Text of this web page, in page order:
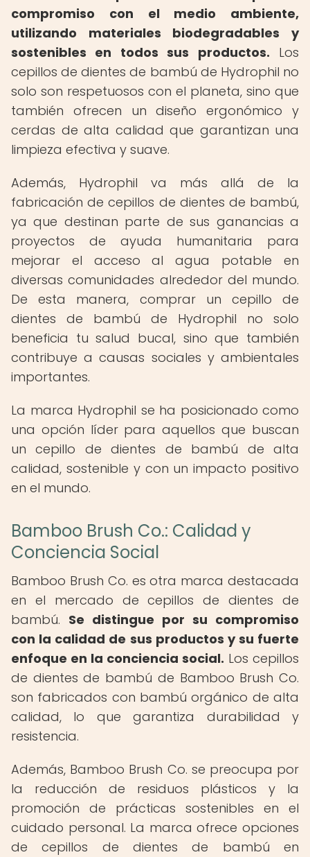
compromiso con el medio ambiente,
utilizando materiales biodegradables y
sostenibles en todos sus productos. Los
cepillos de dientes de bambú de Hydrophil no
solo son respetuosos con el planeta, sino que
también ofrecen un diseño ergonómico y
cerdas de alta calidad que garantizan una
limpieza efectiva y suave.
Además, Hydrophil va más allá de la
fabricación de cepillos de dientes de bambú,
ya que destinan parte de sus ganancias a
proyectos de ayuda humanitaria para
mejorar el acceso al agua potable en
diversas comunidades alrededor del mundo.
De esta manera, comprar un cepillo de
dientes de bambú de Hydrophil no solo
beneficia tu salud bucal, sino que también
contribuye a causas sociales y ambientales
importantes.
La marca Hydrophil se ha posicionado como
una opción líder para aquellos que buscan
un cepillo de dientes de bambú de alta
calidad, sostenible y con un impacto positivo
en el mundo.
Bamboo Brush Co.: Calidad y
Conciencia Social
Bamboo Brush Co. es otra marca destacada
en el mercado de cepillos de dientes de
bambú. Se distingue por su compromiso
con la calidad de sus productos y su fuerte
enfoque en la conciencia social. Los cepillos
de dientes de bambú de Bamboo Brush Co.
son fabricados con bambú orgánico de alta
calidad, lo que garantiza durabilidad y
resistencia.
Además, Bamboo Brush Co. se preocupa por
la reducción de residuos plásticos y la
promoción de prácticas sostenibles en el
cuidado personal. La marca ofrece opciones
de cepillos de dientes de bambú en